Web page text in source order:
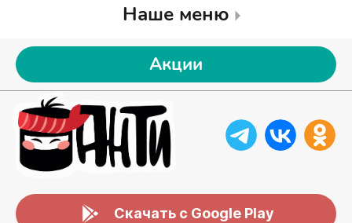
Наше меню
Акции
Скачать с Google Play